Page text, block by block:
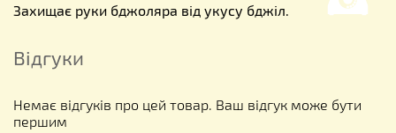
Захищає руки бджоляра від укусу бджіл.
Відгуки
Немає відгуків про цей товар. Ваш відгук може бути
першим